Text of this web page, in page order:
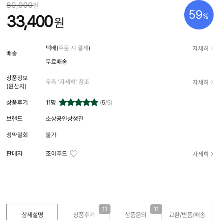
59%
80,000원
33,400원
배송
택배(주문 시 결제) 자세히
무료배송
상품정보
(원산지)
우측 '자세히' 참조 자세히
상품후기 11명 (5/5)
브랜드 소상공인상생관
청약철회 불가
판매자 조이푸드 자세히
상세설명 상품후기
11
상품문의
11
교환/반품/배송